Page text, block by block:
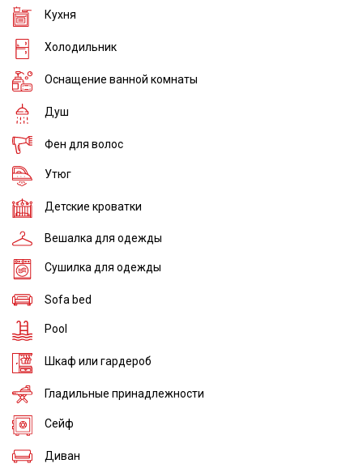
Кухня
Холодильник
Оснащение ванной комнаты
Душ
Фен для волос
Утюг
Детские кроватки
Вешалка для одежды
Сушилка для одежды
Sofa bed
Pool
Шкаф или гардероб
Гладильные принадлежности
Сейф
Диван